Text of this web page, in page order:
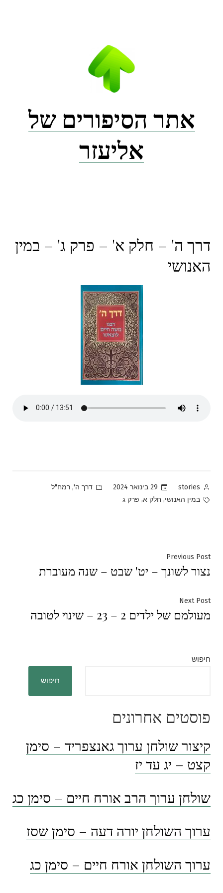
אתר הסיפורים של
אליעזר
דרך ה' – חלק א' – פרק ג' – במין
האנושי
Posted
by
stories 29 בינואר 2024
Posted
דרך ה', רמח"ל
Tags:
במין האנושי, חלק א, פרק ג
ניווט
Previous Post
post:
נצור לשונך – יט' שבט – שנה מעוברת
Next Post
post:
מעולמם של ילדים 2 – 23 – שינוי לטובה
חיפוש
חיפוש
פוסטים אחרונים
קיצור שולחן ערוך גאנצפריד – סימן
קצט – יג עד יז
שולחן ערוך הרב אורח חיים – סימן כג
ערוך השולחן יורה דעה – סימן שסז
ערוך השולחן אורח חיים – סימן כג